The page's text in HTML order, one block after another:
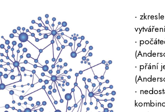
-
-
- přání
-